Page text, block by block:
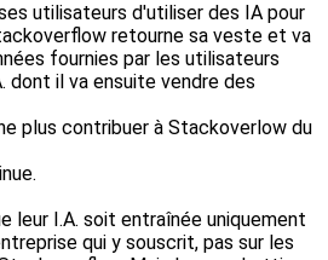
utilisateurs d'utiliser des IA pour
retourne sa veste et va
fournies par les utilisateurs
dont il va ensuite vendre des
plus contribuer à Stackoverlow du
leur I.A. soit entraînée uniquement
qui y souscrit, pas sur les